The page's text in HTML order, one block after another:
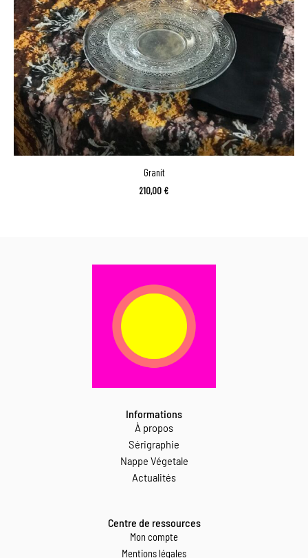
Granit
210,00 €
Informations
À propos
Sérigraphie
Nappe Végetale
Actualités
Centre de ressources
Mon compte
Mentions légales